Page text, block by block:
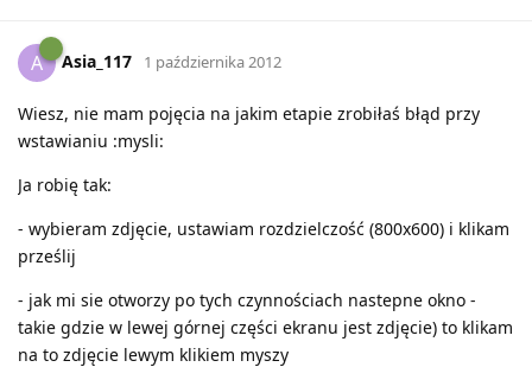
A Asia_117 1 października 2012
Wiesz, nie mam pojęcia na jakim etapie zrobiłaś błąd przy
wstawianiu :mysli:
Ja robię tak:
- wybieram zdjęcie, ustawiam rozdzielczość (800x600) i klikam
prześlij
- jak mi sie otworzy po tych czynnościach nastepne okno -
takie gdzie w lewej górnej części ekranu jest zdjęcie) to klikam
na to zdjęcie lewym klikiem myszy